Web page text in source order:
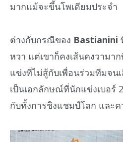
มากแม้จะขึ้นโพเดียมประจำ
ต่างกับกรณีของ Bastianini
หวา แต่เขาก็คงเส้นคงวามา
แข่งที่ไม่สู้กับเพื่อนร่วมทีมจน
เป็นเอกลักษณ์ที่นักแข่งเบอร์
กับทั้งการชิงแชมป์โลก และ